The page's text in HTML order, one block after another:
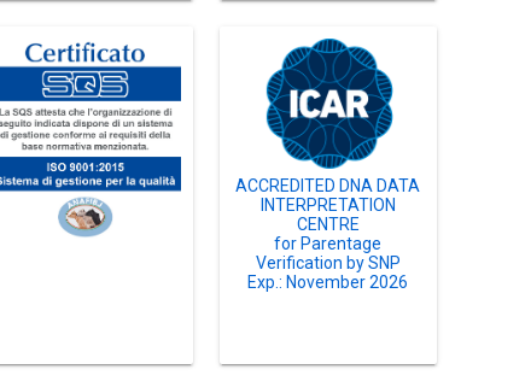
ACCREDITED DNA DATA
INTERPRETATION
CENTRE
for Parentage
Verification by SNP
Exp.: November 2026